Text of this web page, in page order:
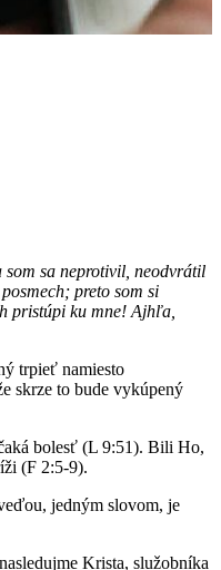
sa neprotivil, neodvrátil
preto som si
pristúpi ku mne! Ajhľa,
trpieť namiesto
skrze to bude vykúpený
bolesť (L 9:51). Bili Ho,
(F 2:5-9).
jedným slovom, je
Krista, služobníka